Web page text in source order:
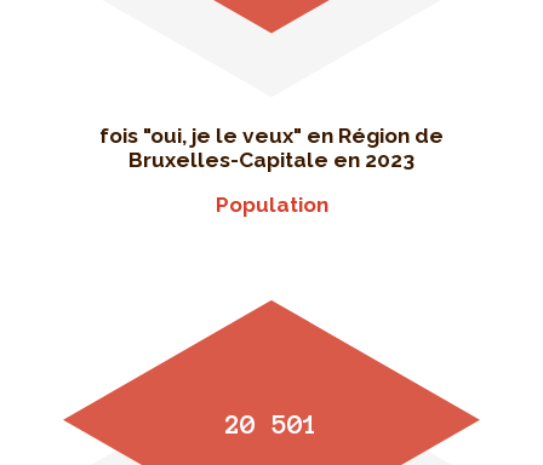
fois "oui, je le veux" en Région de
Bruxelles-Capitale en 2023
Population
20 501